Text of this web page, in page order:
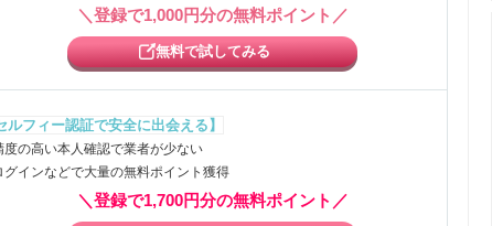
＼登録で1,000円分の無料ポイント／
無料で試してみる
ルフィー認証で安全に出会える】
度の高い本人確認で業者が少ない
グインなどで大量の無料ポイント獲得
＼登録で1,700円分の無料ポイント／